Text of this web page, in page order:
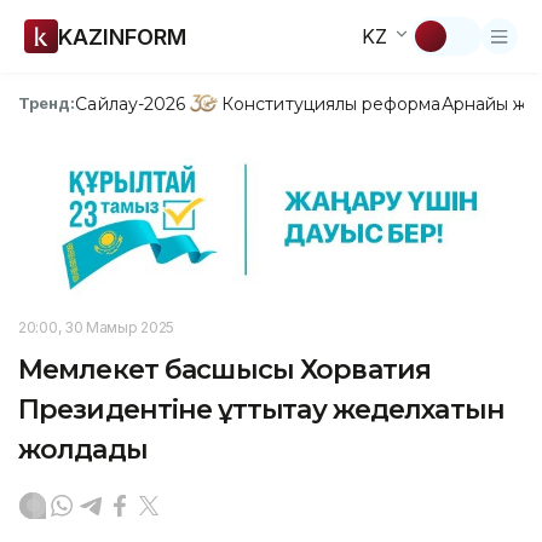
KAZINFORM KZ
Тренд:Сайлау-2026 Конституциялық реформаАрнайы
20:00, 30 Мамыр 2025
Мемлекет басшысы Хорватия
Президентіне құттықтау жеделхатын
жолдады